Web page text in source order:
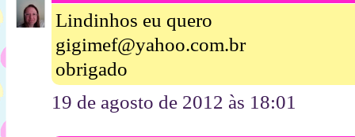
Lindinhos eu quero
gigimef@yahoo.com.br
obrigado
19 de agosto de 2012 às 18:01